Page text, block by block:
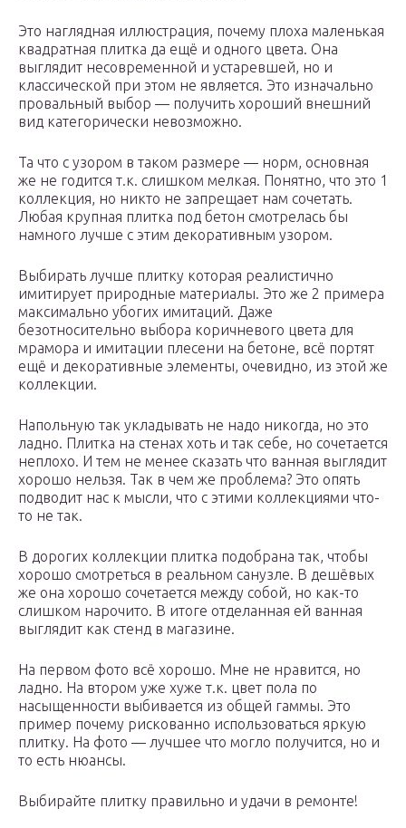
Это наглядная иллюстрация, почему плоха маленькая
квадратная плитка да ещё и одного цвета. Она
выглядит несовременной и устаревшей, но и
классической при этом не является. Это изначально
провальный выбор — получить хороший внешний
вид категорически невозможно.
Та что с узором в таком размере — норм, основная
же не годится т.к. слишком мелкая. Понятно, что это 1
коллекция, но никто не запрещает нам сочетать.
Любая крупная плитка под бетон смотрелась бы
намного лучше с этим декоративным узором.
Выбирать лучше плитку которая реалистично
имитирует природные материалы. Это же 2 примера
максимально убогих имитаций. Даже
безотносительно выбора коричневого цвета для
мрамора и имитации плесени на бетоне, всё портят
ещё и декоративные элементы, очевидно, из этой же
коллекции.
Напольную так укладывать не надо никогда, но это
ладно. Плитка на стенах хоть и так себе, но сочетается
неплохо. И тем не менее сказать что ванная выглядит
хорошо нельзя. Так в чем же проблема? Это опять
подводит нас к мысли, что с этими коллекциями что-
то не так.
В дорогих коллекции плитка подобрана так, чтобы
хорошо смотреться в реальном санузле. В дешёвых
же она хорошо сочетается между собой, но как-то
слишком нарочито. В итоге отделанная ей ванная
выглядит как стенд в магазине.
На первом фото всё хорошо. Мне не нравится, но
ладно. На втором уже хуже т.к. цвет пола по
насыщенности выбивается из общей гаммы. Это
пример почему рискованно использоваться яркую
плитку. На фото — лучшее что могло получится, но и
то есть нюансы.
Выбирайте плитку правильно и удачи в ремонте!